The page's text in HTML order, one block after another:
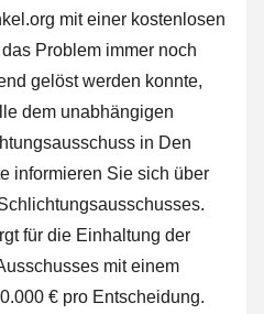
mit einer kostenlosen
Problem immer noch
gelöst werden konnte,
dem unabhängigen
in Den
informieren Sie sich über
für die Einhaltung der
mit einem
€ pro Entscheidung.